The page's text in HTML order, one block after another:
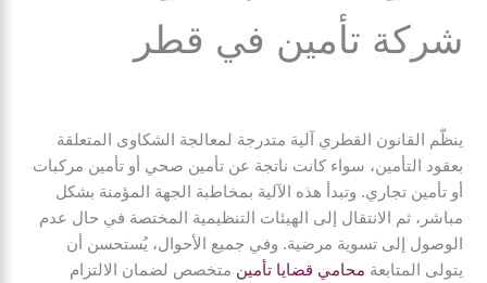
شركة تأمين في قطر
ينظّم القانون القطري آلية متدرجة لمعالجة الشكاوى المتعلقة
بعقود التأمين، سواء كانت ناتجة عن تأمين صحي أو تأمين مركبات
أو تأمين تجاري. وتبدأ هذه الآلية بمخاطبة الجهة المؤمنة بشكل
مباشر، ثم الانتقال إلى الهيئات التنظيمية المختصة في حال عدم
الوصول إلى تسوية مرضية. وفي جميع الأحوال، يُستحسن أن
يتولى المتابعة محامي قضايا تأمين متخصص لضمان الالتزام